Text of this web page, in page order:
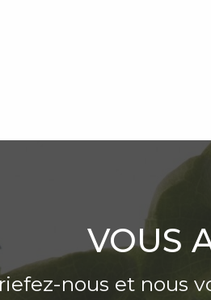
VOUS
nous et nous